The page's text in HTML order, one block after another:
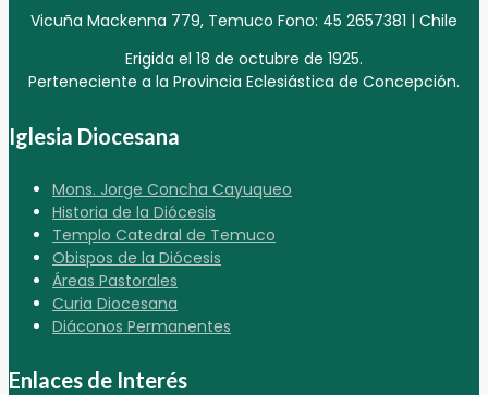
Vicuña Mackenna 779, Temuco Fono: 45 2657381 | Chile
Erigida el 18 de octubre de 1925.
Perteneciente a la Provincia Eclesiástica de Concepción.
Iglesia Diocesana
Mons. Jorge Concha Cayuqueo
Historia de la Diócesis
Templo Catedral de Temuco
Obispos de la Diócesis
Áreas Pastorales
Curia Diocesana
Diáconos Permanentes
Enlaces de Interés